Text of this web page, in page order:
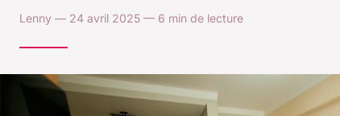
Lenny — 24 avril 2025 — 6 min de lecture